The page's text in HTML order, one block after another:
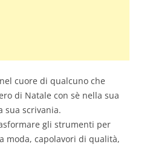
cuore di qualcuno che
di Natale con sè nella sua
sua scrivania.
gli strumenti per
moda, capolavori di qualità,